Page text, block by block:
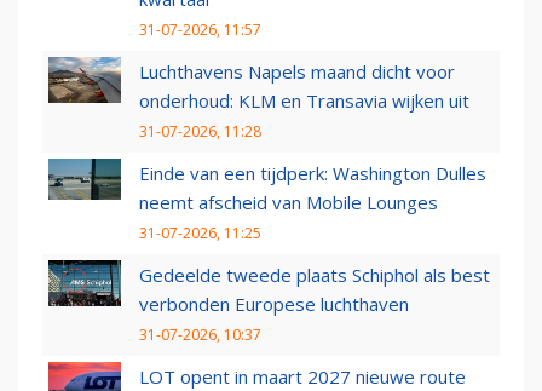
31-07-2026, 11:57
Luchthavens Napels maand dicht voor
onderhoud: KLM en Transavia wijken uit
31-07-2026, 11:28
Einde van een tijdperk: Washington Dulles
neemt afscheid van Mobile Lounges
31-07-2026, 11:25
Gedeelde tweede plaats Schiphol als best
verbonden Europese luchthaven
31-07-2026, 10:37
LOT opent in maart 2027 nieuwe route